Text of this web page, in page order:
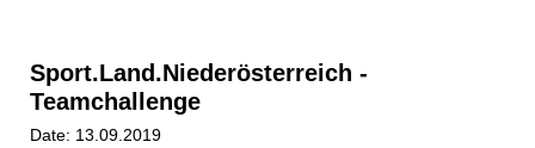
Sport.Land.Niederösterreich -
Teamchallenge
Date: 13.09.2019